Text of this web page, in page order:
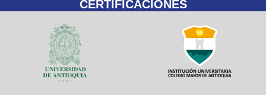
CERTIFICACIONES